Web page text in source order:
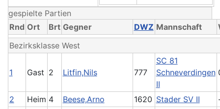
gespielte Partien
Rnd Ort Brt Gegner DWZ Mannschaft
Bezirksklasse West
1 Gast 2 Litfin,Nils 777
SC 81
Schneverdingen
II
2 Heim 4 Beese,Arno 1620 Stader SV II